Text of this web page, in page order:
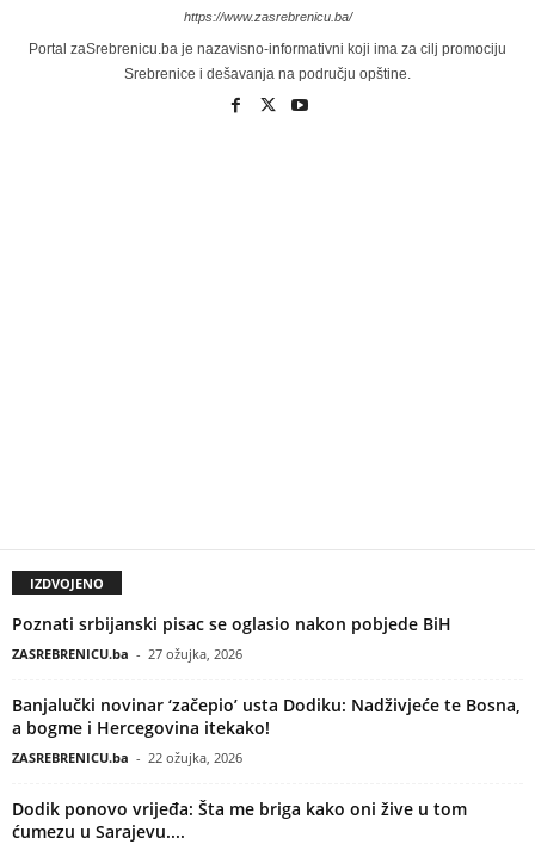
https://www.zasrebrenicu.ba/
Portal zaSrebrenicu.ba je nazavisno-informativni koji ima za cilj promociju
Srebrenice i dešavanja na području opštine.
IZDVOJENO
Poznati srbijanski pisac se oglasio nakon pobjede BiH
ZASREBRENICU.ba - 27 ožujka, 2026
Banjalučki novinar ‘začepio’ usta Dodiku: Nadživjeće te Bosna,
a bogme i Hercegovina itekako!
ZASREBRENICU.ba - 22 ožujka, 2026
Dodik ponovo vrijeđa: Šta me briga kako oni žive u tom
ćumezu u Sarajevu....